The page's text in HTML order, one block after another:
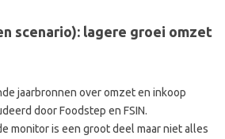
scenario): lagere groei omzet
jaarbronnen over omzet en inkoop
door Foodstep en FSIN.
monitor is een groot deel maar niet alles